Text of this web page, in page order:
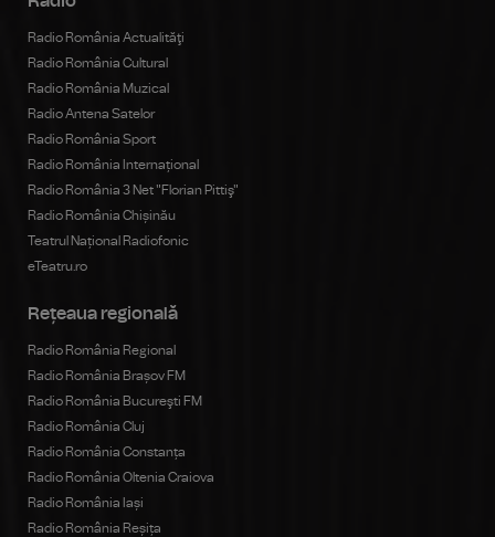
Radio România Actualităţi
Radio România Cultural
Radio România Muzical
Radio Antena Satelor
Radio România Sport
Radio România Internațional
Radio România 3 Net "Florian Pittiş"
Radio România Chișinău
Teatrul Național Radiofonic
eTeatru.ro
Rețeaua regională
Radio România Regional
Radio România Brașov FM
Radio România Bucureşti FM
Radio România Cluj
Radio România Constanța
Radio România Oltenia Craiova
Radio România Iași
Radio România Reșița